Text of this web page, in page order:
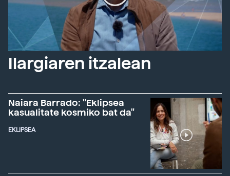
Ilargiaren itzalean
Naiara Barrado: "Eklipsea
kasualitate kosmiko bat da"
EKLIPSEA